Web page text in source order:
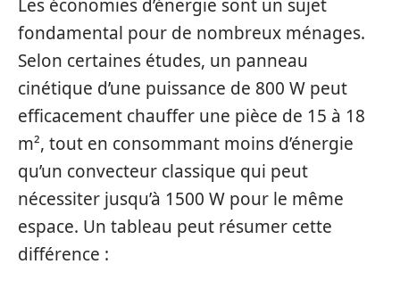
Les économies d’énergie sont un sujet
fondamental pour de nombreux ménages.
Selon certaines études, un panneau
cinétique d’une puissance de 800 W peut
efficacement chauffer une pièce de 15 à 18
m², tout en consommant moins d’énergie
qu’un convecteur classique qui peut
nécessiter jusqu’à 1500 W pour le même
espace. Un tableau peut résumer cette
différence :